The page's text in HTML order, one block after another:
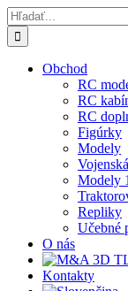
Skip
to
content
Hľadať:
Obchod
RC
RC
RC
Figúrky
Modely
Modely
Repliky
Učebné
O nás
Kontakty